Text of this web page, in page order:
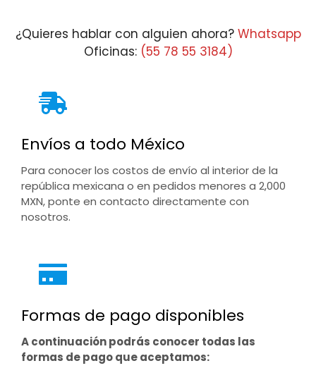
¿Quieres hablar con alguien ahora? Whatsapp
Oficinas: (55 78 55 3184)
Envíos a todo México
Para conocer los costos de envío al interior de la
república mexicana o en pedidos menores a 2,000
MXN, ponte en contacto directamente con
nosotros.
Formas de pago disponibles
A continuación podrás conocer todas las
formas de pago que aceptamos: